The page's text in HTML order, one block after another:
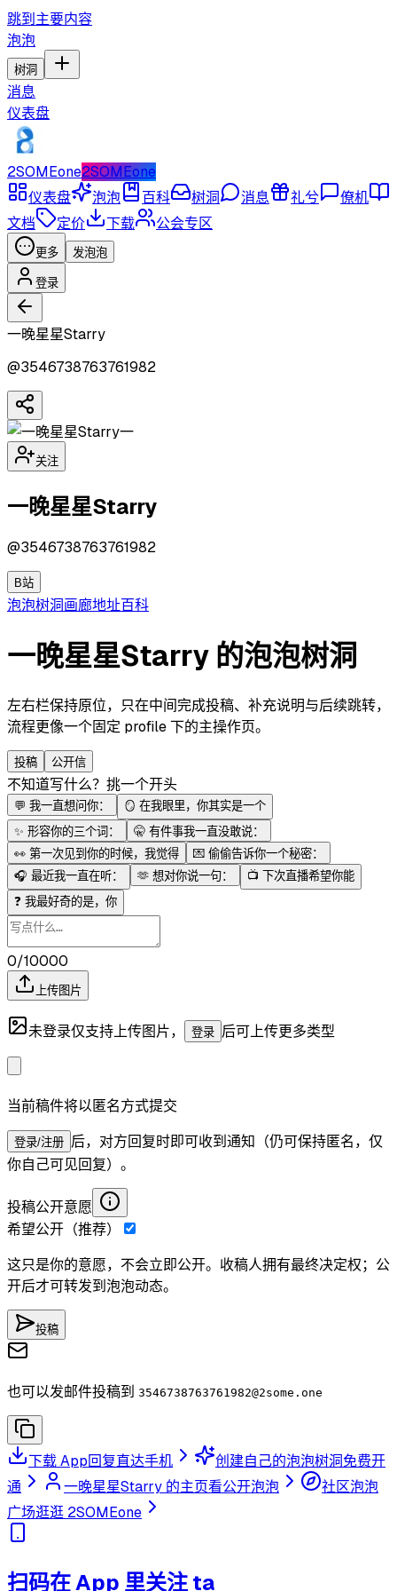
跳到主要内容
泡泡
树洞
消息
仪表盘
2SOMEone2SOMEone
仪表盘
泡泡 百科 树洞 消息 礼兮
僚机
文档
定价 下载 公会专区
更多 发泡泡
登录
一晚星星Starry
@3546738763761982
一
关注
一晚星星Starry
@3546738763761982
B站
泡泡树洞画廊地址百科
一晚星星Starry 的泡泡树洞
左右栏保持原位，只在中间完成投稿、补充说明与后续跳转，
流程更像一个固定 profile 下的主操作页。
投稿 公开信
不知道写什么？挑一个开头
💬 我一直想问你： 🪞 在我眼里，你其实是一个
✨ 形容你的三个词： 🤫 有件事我一直没敢说：
👀 第一次见到你的时候，我觉得 💌 偷偷告诉你一个秘密：
🎧 最近我一直在听： 🫶 想对你说一句： 📺 下次直播希望你能
❓ 我最好奇的是，你
0/10000
上传图片
未登录仅支持上传图片， 登录 后可上传更多类型
当前稿件将以匿名方式提交
登录/注册 后，对方回复时即可收到通知（仍可保持匿名，仅
你自己可见回复）。
投稿公开意愿
希望公开（推荐）
这只是你的意愿，不会立即公开。收稿人拥有最终决定权；公
开后才可转发到泡泡动态。
投稿
也可以发邮件投稿到 3546738763761982@2some.one
下载 App回复直达手机 创建自己的泡泡树洞免费开
通
一晚星星Starry 的主页看公开泡泡
社区泡泡
广场逛逛 2SOMEone
扫码在 App 里关注 ta